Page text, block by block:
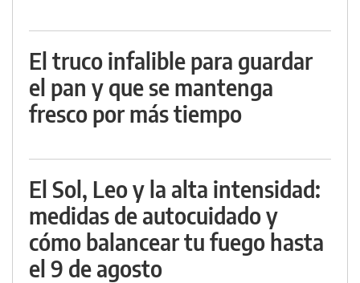
El truco infalible para guardar
el pan y que se mantenga
fresco por más tiempo
El Sol, Leo y la alta intensidad:
medidas de autocuidado y
cómo balancear tu fuego hasta
el 9 de agosto